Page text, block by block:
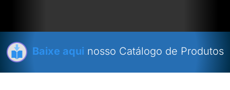
Baixe aqui nosso Catálogo de Produtos